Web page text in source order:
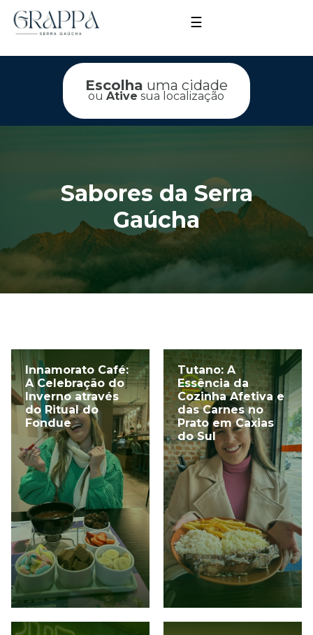
☰
Escolha uma cidade
ouAtive sua localização
Sabores da Serra
Gaúcha
Innamorato Café:
A Celebração do
Inverno através
do Ritual do
Fondue
Tutano: A
Essência da
Cozinha Afetiva e
das Carnes no
Prato em Caxias
do Sul